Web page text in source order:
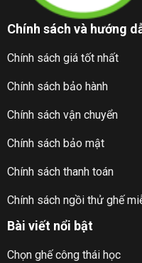
Chính sách và hướng
Chính sách giá tốt nhất
Chính sách bảo hành
Chính sách vận chuyển
Chính sách bảo mật
Chính sách thanh toán
Chính sách ngồi thử ghế
Bài viết nổi bật
Chọn ghế công thái học